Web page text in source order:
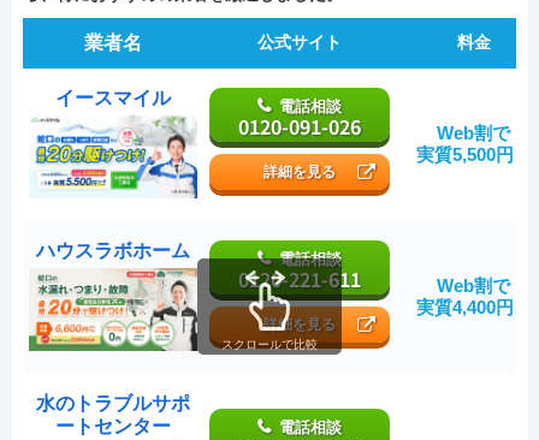
業者名 公式サイト 料金
イースマイル 電話相談
0120-091-026
詳細を見る
Web割で
実質5,500円～
ハウスラボホーム 電話相談
0120-221-611
詳細を見る
Web割で
実質4,400円～
水のトラブルサポ
ートセンター
電話相談
スクロールで比較